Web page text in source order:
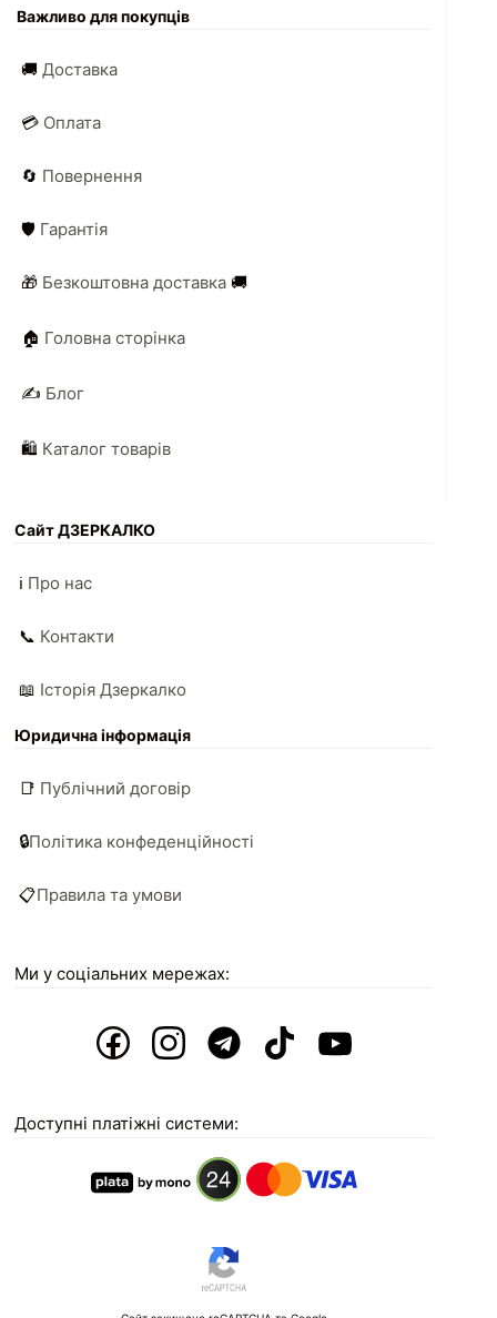
Важливо для покупців
🚚Доставка
💳 Оплата
🔄 Повернення
🛡️ Гарантія
🎁 Безкоштовна доставка 🚚
🏠 Головна сторінка
✍️ Блог
🛍️ Каталог товарів
Сайт ДЗЕРКАЛКО
ℹ️ Про нас
📞 Контакти
📖 Історія Дзеркалко
Юридична інформація
📑 Публічний договір
🔒Політика конфеденційності
📋Правила та умови
Ми у соціальних мережах:
Доступні платіжні системи: